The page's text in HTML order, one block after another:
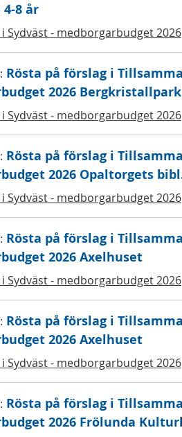
8 år
Sydväst - medborgarbudget 2026
Rösta på förslag i
2026
Sydväst - medborgarbudget 2026
Rösta på förslag i
2026 Opaltorgets
Sydväst - medborgarbudget 2026
Rösta på förslag i
2026 Axelhuset
Sydväst - medborgarbudget 2026
Rösta på förslag i
2026 Axelhuset
Sydväst - medborgarbudget 2026
Rösta på förslag i
2026 Frölunda